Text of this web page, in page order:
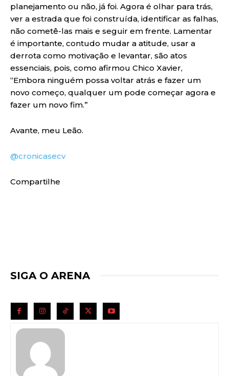
planejamento ou não, já foi. Agora é olhar para trás,
ver a estrada que foi construída, identificar as falhas,
não cometê-las mais e seguir em frente. Lamentar
é importante, contudo mudar a atitude, usar a
derrota como motivação e levantar, são atos
essenciais, pois, como afirmou Chico Xavier,
“Embora ninguém possa voltar atrás e fazer um
novo começo, qualquer um pode começar agora e
fazer um novo fim.”
Avante, meu Leão.
@cronicasecv
Compartilhe
SIGA O ARENA